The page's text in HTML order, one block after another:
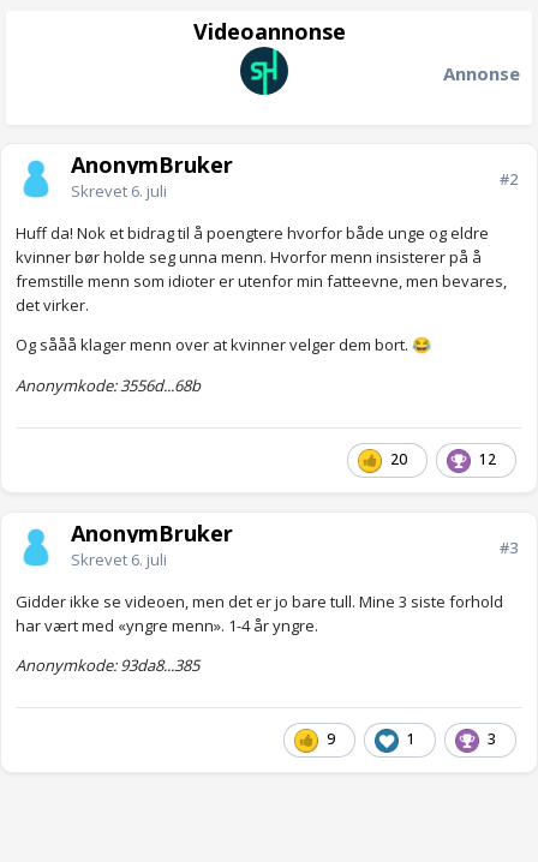
Videoannonse
Annonse
AnonymBruker
Skrevet 6. juli
#2
Huff da! Nok et bidrag til å poengtere hvorfor både unge og eldre
kvinner bør holde seg unna menn. Hvorfor menn insisterer på å
fremstille menn som idioter er utenfor min fatteevne, men bevares,
det virker.
Og sååå klager menn over at kvinner velger dem bort. 😂
Anonymkode: 3556d...68b
20 12
AnonymBruker
Skrevet 6. juli
#3
Gidder ikke se videoen, men det er jo bare tull. Mine 3 siste forhold
har vært med «yngre menn». 1-4 år yngre.
Anonymkode: 93da8...385
9 1 3